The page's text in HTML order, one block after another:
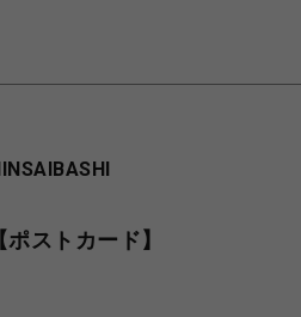
ストカード】